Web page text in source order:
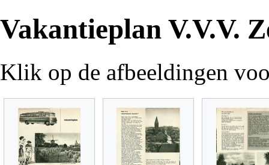
Vakantieplan V.V.V.
Klik op de afbeeldingen